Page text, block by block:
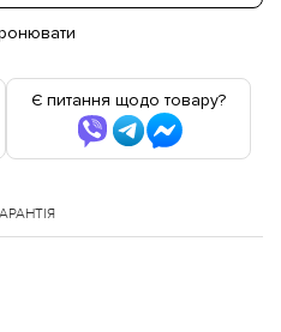
Є питання щодо товару?